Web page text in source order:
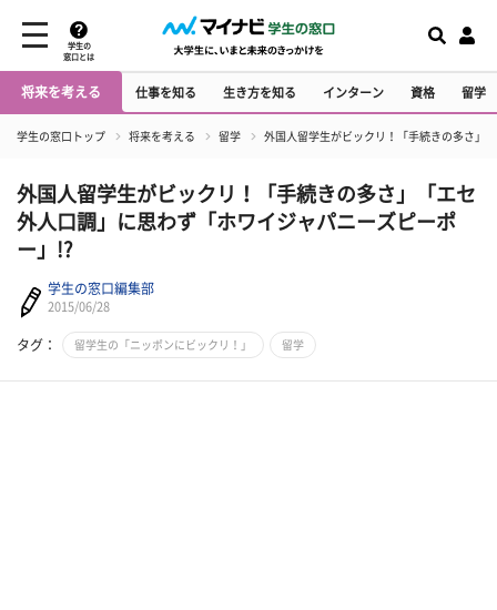
学生の
窓口とは
将来を考える 仕事を知る 生き方を知る インターン 資格 留学
学生の窓口トップ 将来を考える 留学 外国人留学生がビックリ！「手続きの多さ」
外国人留学生がビックリ！「手続きの多さ」「エセ
外人口調」に思わず「ホワイジャパニーズピーポ
ー」!?
学生の窓口編集部
2015/06/28
タグ： 留学生の「ニッポンにビックリ！」 留学